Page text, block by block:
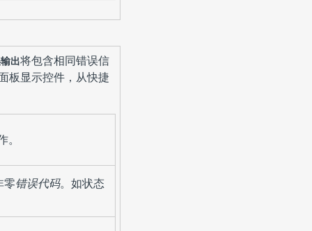
出将包含相同错误信
板显示控件，从快捷
零错误代码。如状态